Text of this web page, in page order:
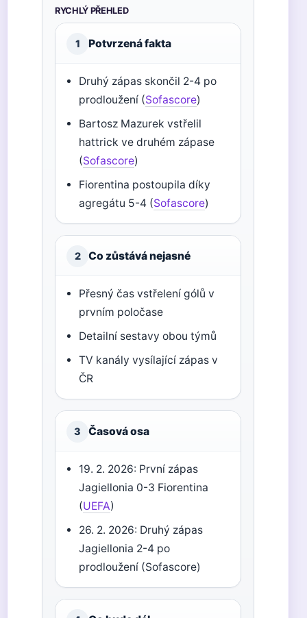
RYCHLÝ PŘEHLED
1 Potvrzená fakta
Druhý zápas skončil 2-4 po
prodloužení (Sofascore)
Bartosz Mazurek vstřelil
hattrick ve druhém zápase
(Sofascore)
Fiorentina postoupila díky
agregátu 5-4 (Sofascore)
2 Co zůstává nejasné
Přesný čas vstřelení gólů v
prvním poločase
Detailní sestavy obou týmů
TV kanály vysílající zápas v
ČR
3 Časová osa
19. 2. 2026: První zápas
Jagiellonia 0-3 Fiorentina
(UEFA)
26. 2. 2026: Druhý zápas
Jagiellonia 2-4 po
prodloužení (Sofascore)